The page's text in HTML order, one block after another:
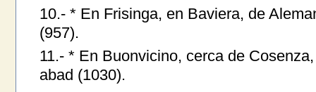
10.- * En Frisinga, en Baviera, de
(957).
11.- * En Buonvicino, cerca de
abad (1030).